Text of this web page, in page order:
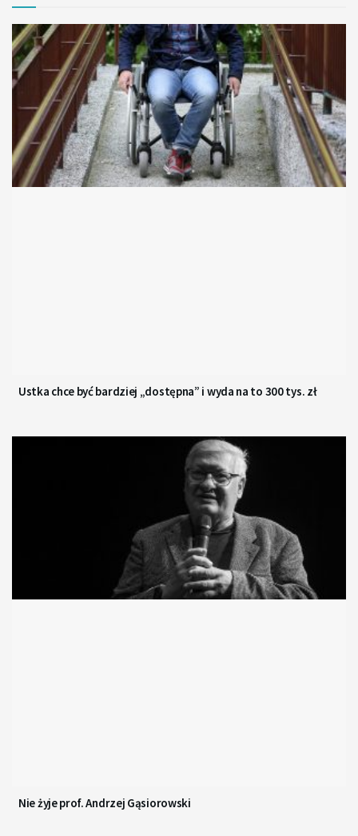
Ustka chce być bardziej „dostępna” i wyda na to 300 tys. zł
Nie żyje prof. Andrzej Gąsiorowski